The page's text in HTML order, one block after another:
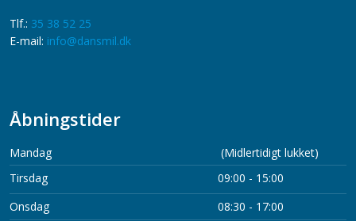
​​Tlf.: 35 38 52 25
​E-mail: info@dansmil.dk
Åbningstider
​Mandag
(Midlertidigt lukket)
​Tirsdag
09:00 - 15:00
Onsdag
08:30 - 17:00